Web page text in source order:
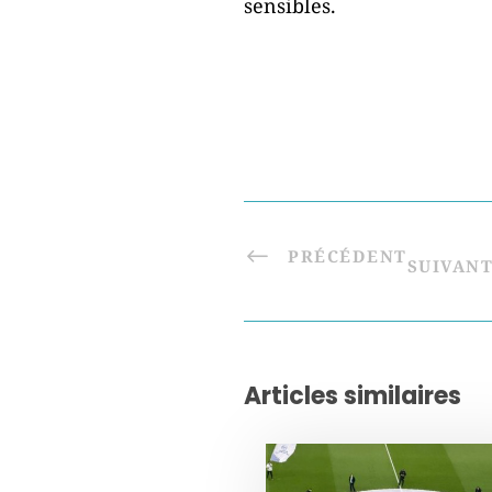
sensibles.
PRÉCÉDENTSUIVANT
Articles similaires